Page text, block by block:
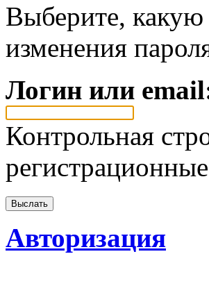
Выберите,
изменения
Логин или
Контрольная
Авторизация